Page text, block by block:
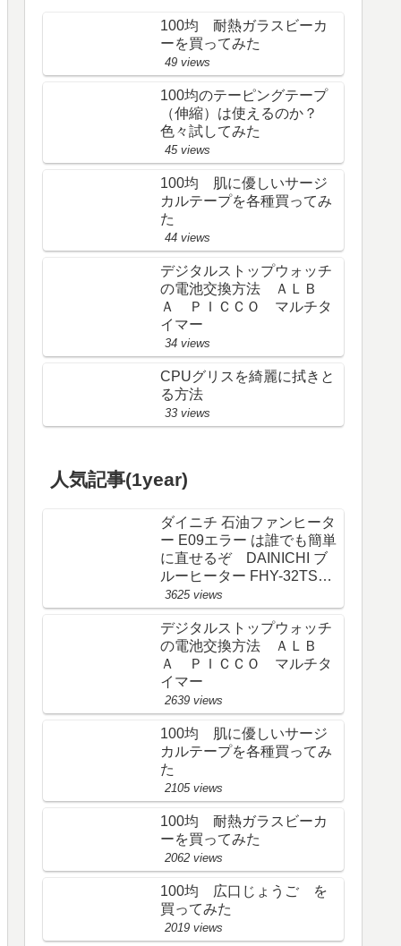
100均 耐熱ガラスビーカ
ーを買ってみた
49 views
100均のテーピングテープ
（伸縮）は使えるのか？
色々試してみた
45 views
100均 肌に優しいサージ
カルテープを各種買ってみ
た
44 views
デジタルストップウォッチ
の電池交換方法 ＡＬＢ
Ａ ＰＩＣＣＯ マルチタ
イマー
34 views
CPUグリスを綺麗に拭きと
る方法
33 views
人気記事(1year)
ダイニチ 石油ファンヒータ
ー E09エラー は誰でも簡単
に直せるぞ DAINICHI ブ
ルーヒーター FHY-32TS6
(FW-325S)
3625 views
デジタルストップウォッチ
の電池交換方法 ＡＬＢ
Ａ ＰＩＣＣＯ マルチタ
イマー
2639 views
100均 肌に優しいサージ
カルテープを各種買ってみ
た
2105 views
100均 耐熱ガラスビーカ
ーを買ってみた
2062 views
100均 広口じょうご を
買ってみた
2019 views